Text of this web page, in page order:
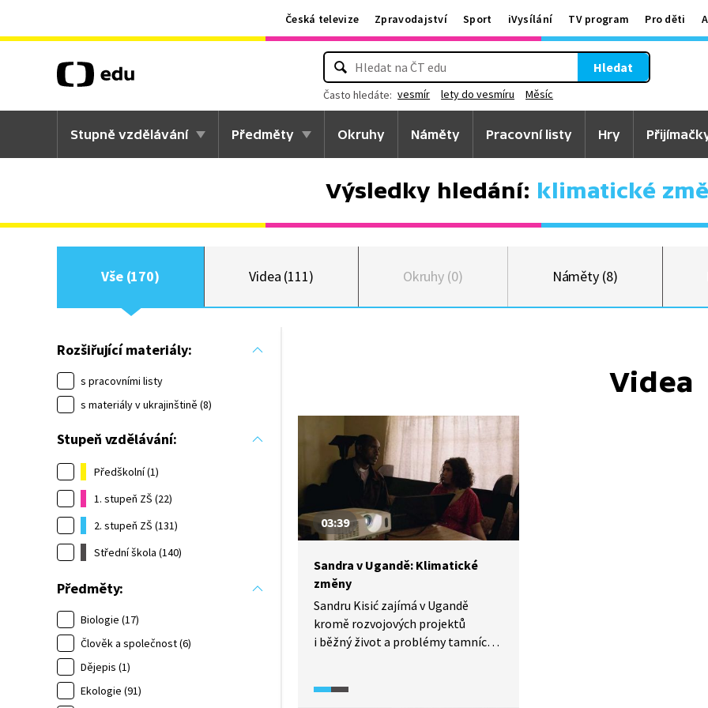
Česká televize Zpravodajství Sport iVysílání TV program Pro děti
Hledat
Často hledáte: vesmír lety do vesmíru Měsíc
Stupně vzdělávání Předměty Okruhy Náměty Pracovní listy Hry
Výsledky hledání: klimatické
Vše (170) Videa (111) Okruhy (0) Náměty (8)
Rozšiřující materiály:
s pracovními listy
s materiály v ukrajinštině (8)
Stupeň vzdělávání:
Předškolní (1)
1. stupeň ZŠ (22)
2. stupeň ZŠ (131)
Střední škola (140)
Předměty:
Biologie (17)
Člověk a společnost (6)
Dějepis (1)
Ekologie (91)
Videa
03:39
Sandra v Ugandě: Klimatické
změny
Sandru Kisić zajímá v Ugandě
kromě rozvojových projektů
i běžný život a problémy tamních
mnoho lidí popírá globální